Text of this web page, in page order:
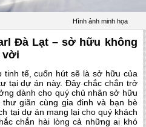
Hình ảnh minh họa
Đà Lạt – sở hữu không
vời
tinh tế, cuốn hút sẽ là sở hữu của
tại dự án này. Đây chắc chắn trở
dành cho quý chủ nhân sở hữu
giãn cùng gia đinh và bạn bè
tại dự án mang lại cho quý khách
chắn hài lòng cả những ai khó